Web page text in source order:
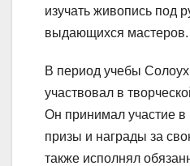
изучать живопись под
выдающихся мастеров.
В период учебы
участвовал в
Он принимал участие в
призы и награды за
также исполнял